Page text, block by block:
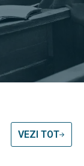
VEZI TOT